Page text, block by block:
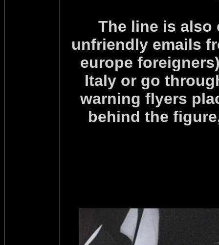
The line is also
unfriendly emails
europe
Italy or go
warning flyers
behind the